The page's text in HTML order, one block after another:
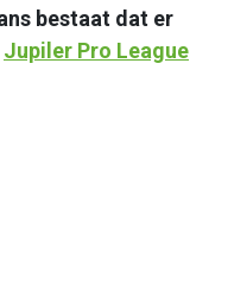
bestaat dat er
Jupiler Pro League